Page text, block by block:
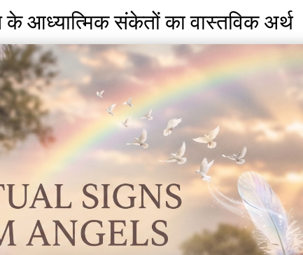
आध्यात्मिक संकेतों का वास्तविक अर्थ